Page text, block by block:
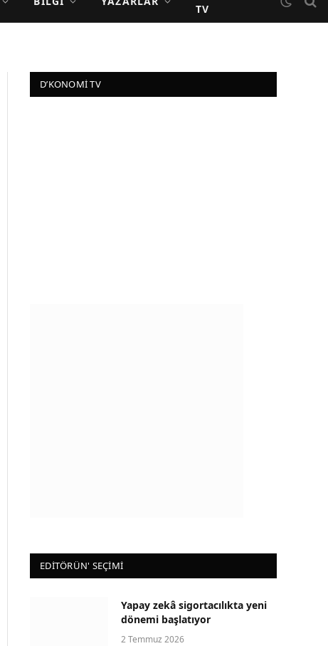
TV
D’KONOMI TV
EDİTÖRÜN' SEÇİMİ
Yapay zekâ sigortacılıkta yeni
dönemi başlatıyor
2 Temmuz 2026